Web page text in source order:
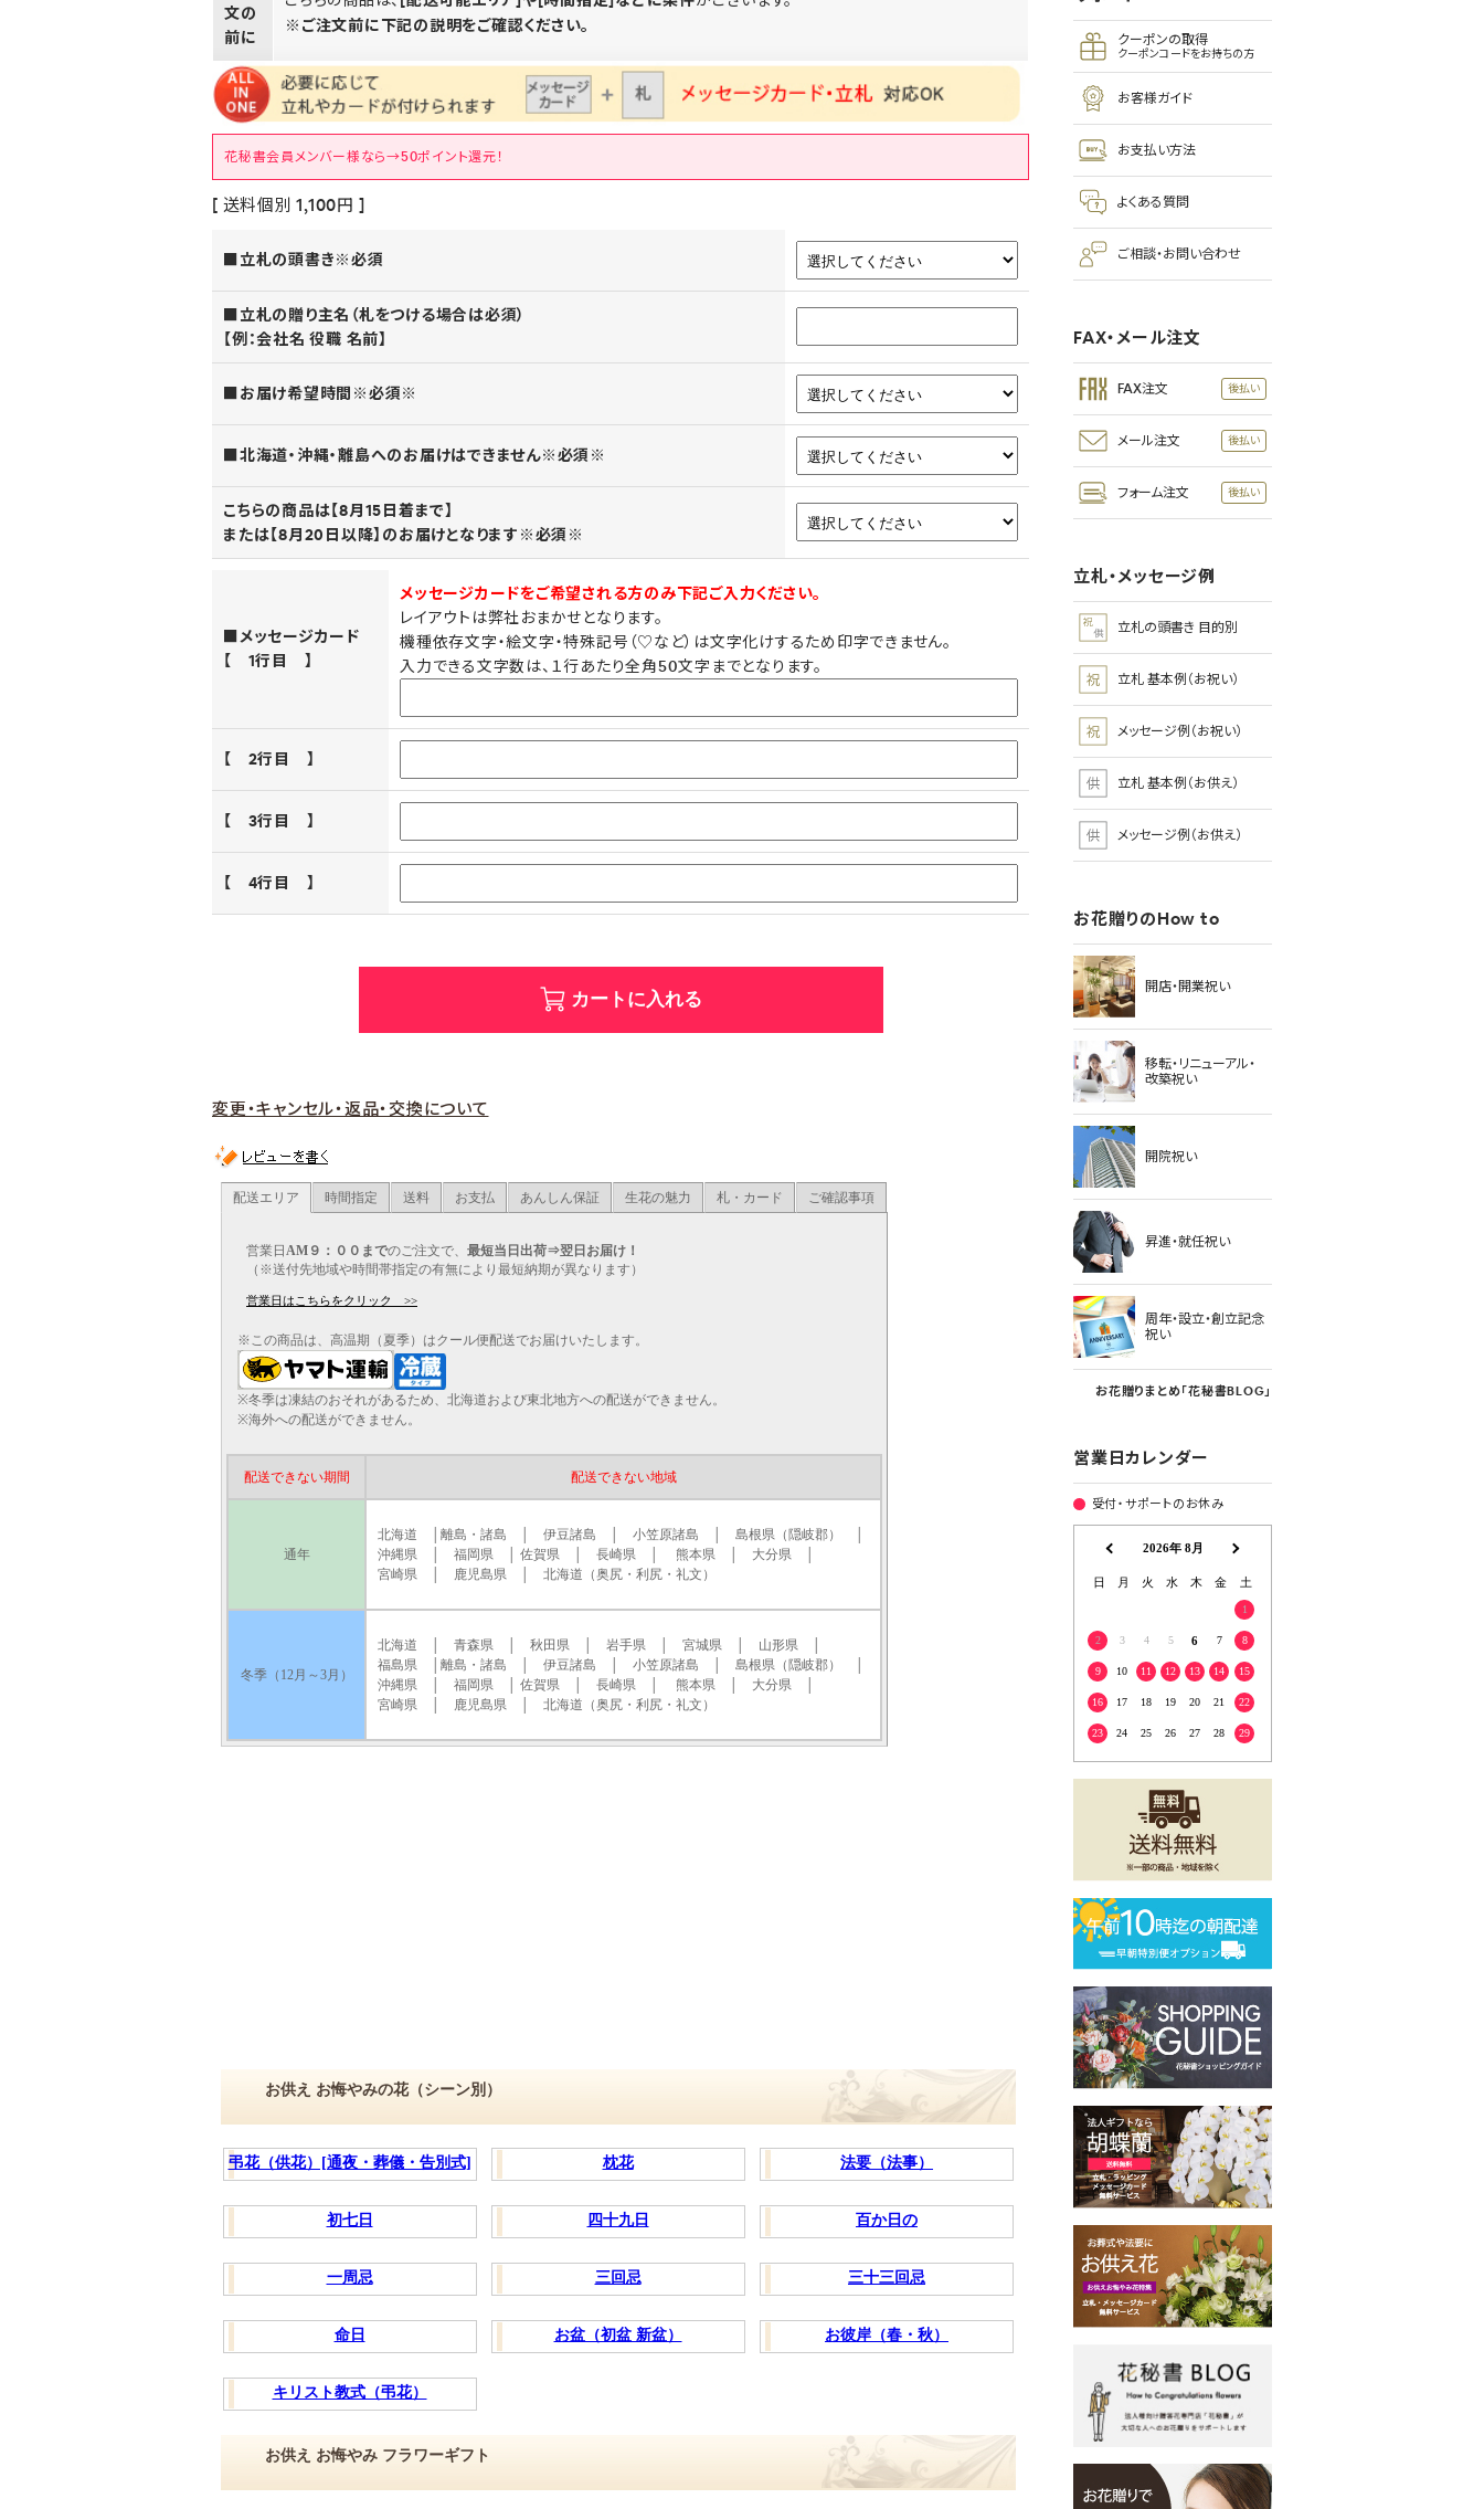
文の
前に
※ご注文前に下記の説明をご確認ください。
花秘書会員メンバー様なら→50ポイント還元！
[ 送料個別 1,100円 ]
■立札の頭書き※必須
■立札の贈り主名（札をつける場合は必須）
【例：会社名 役職 名前】
■お届け希望時間※必須※
■北海道・沖縄・離島へのお届けはできません※必須※
こちらの商品は【8月15日着まで】
または【8月20日以降】のお届けとなります※必須※
■メッセージカード
【 1行目 】
メッセージカードをご希望される方のみ下記ご入力ください。
レイアウトは弊社おまかせとなります。
機種依存文字・絵文字・特殊記号（♡など）は文字化けするため印字できません。
入力できる文字数は、１行あたり全角50文字までとなります。
【 2行目 】
【 3行目 】
【 4行目 】
カートに入れる
変更・キャンセル・返品・交換について
クーポンの取得
クーポンコードをお持ちの方
お客様ガイド
お支払い方法
よくある質問
ご相談・お問い合わせ
FAX・メール注文
FAX注文
メール注文
フォーム注文
立札・メッセージ例
立札の頭書き 目的別
立札 基本例（お祝い）
メッセージ例（お祝い）
立札 基本例（お供え）
メッセージ例（お供え）
お花贈りのHow to
開店・開業祝い
移転・リニューアル・
改築祝い
開院祝い
昇進・就任祝い
周年・設立・創立記念
祝い
お花贈りまとめ「花秘書BLOG」
営業日カレンダー
受付・サポートのお休み